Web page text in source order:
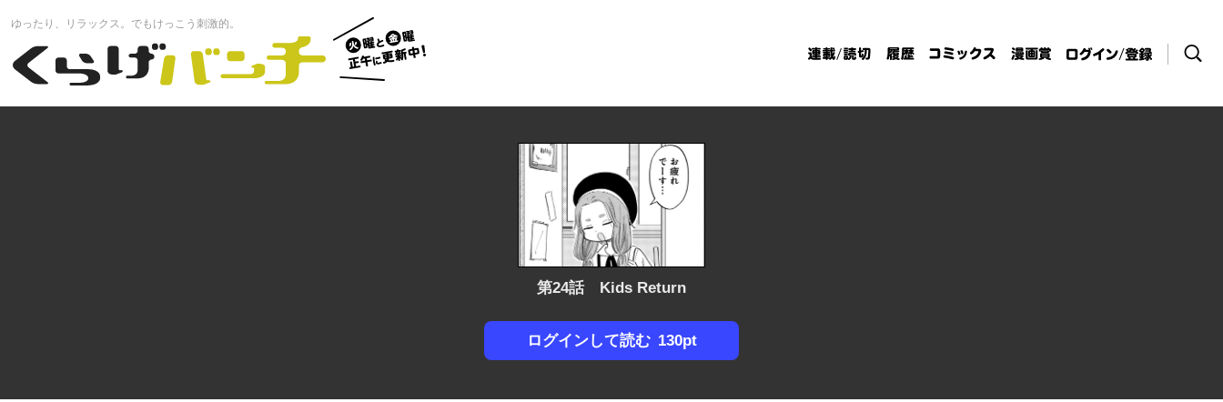
くらげバンチ
火曜と金
曜正午に
更新中！
ゆったり、リラックス。でもけっこう刺激的。
連載/読切 履歴 コミックス 漫画賞
ログイン / 登
録
検索
第24話 Kids Return
ログインして読む 130pt